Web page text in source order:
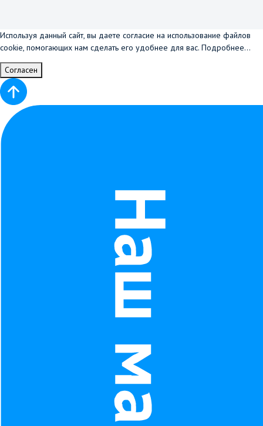
Используя данный сайт, вы даете согласие на использование файлов
cookie, помогающих нам сделать его удобнее для вас. Подробнее...
Согласен